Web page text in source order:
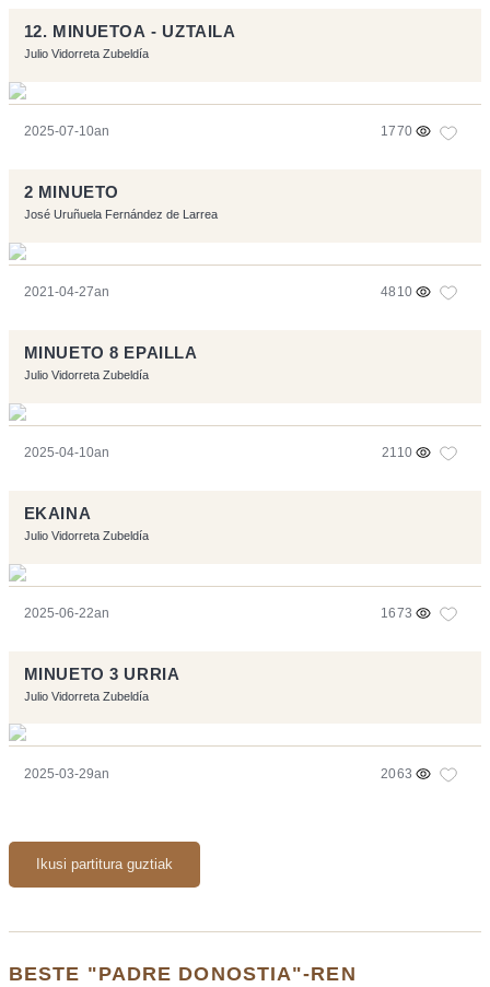
12. MINUETOA - UZTAILA
Julio Vidorreta Zubeldía
2025-07-10an 1770
2 MINUETO
José Uruñuela Fernández de Larrea
2021-04-27an 4810
MINUETO 8 EPAILLA
Julio Vidorreta Zubeldía
2025-04-10an 2110
EKAINA
Julio Vidorreta Zubeldía
2025-06-22an 1673
MINUETO 3 URRIA
Julio Vidorreta Zubeldía
2025-03-29an 2063
Ikusi partitura guztiak
BESTE "PADRE DONOSTIA"-REN